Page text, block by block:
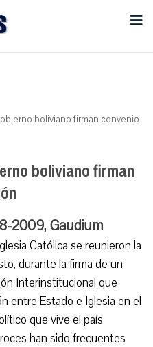
boliviano firman convenio
boliviano firman
2009, Gaudium
Católica se reunieron la
durante la firma de un
Interinstitucional que
entre Estado e Iglesia en el
que vive el país
han sido frecuentes